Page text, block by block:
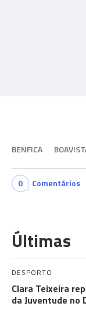
BENFICA
0 Comentários
Últimas
DESPORTO
Clara Teixeira
da Juventude no